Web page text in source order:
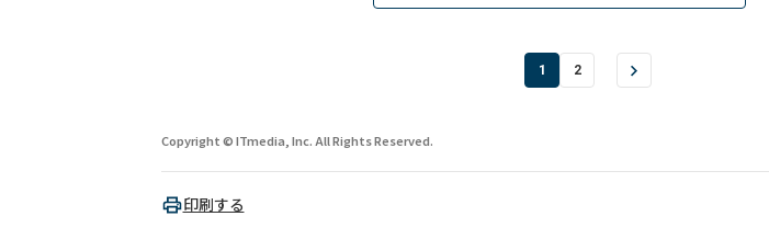
1 2
Copyright © ITmedia, Inc. All Rights Reserved.
印刷する